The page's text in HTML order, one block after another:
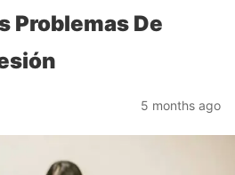
Problemas De
5 months ago